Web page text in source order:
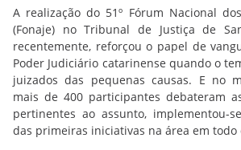
A realização do 51º Fórum Nacional
(Fonaje) no Tribunal de Justiça de
recentemente, reforçou o papel de
Poder Judiciário catarinense quando o
juizados das pequenas causas. E no
mais de 400 participantes debateram
pertinentes ao assunto, implementou-
das primeiras iniciativas na área em todo